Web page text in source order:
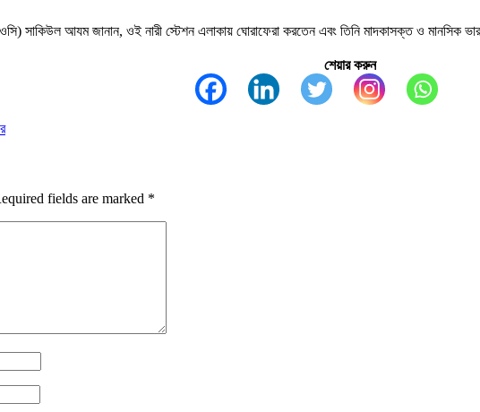
(ওসি) সাকিউল আযম জানান, ওই নারী স্টেশন এলাকায় ঘোরাফেরা করতেন এবং তিনি মাদকাসক্ত ও মানসিক
শেয়ার করুন
fields are marked *